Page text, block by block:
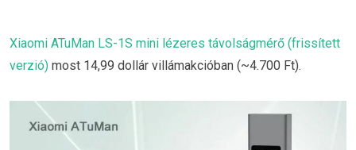
Xiaomi ATuMan LS-1S mini lézeres távolságmérő (frissített
verzió) most 14,99 dollár villámakcióban (~4.700 Ft).